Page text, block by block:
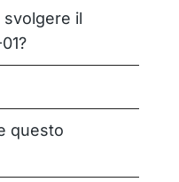
svolgere il
questo